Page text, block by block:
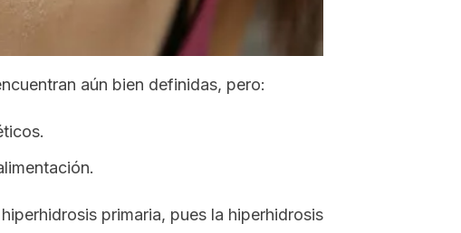
aún bien definidas, pero:
primaria, pues la hiperhidrosis